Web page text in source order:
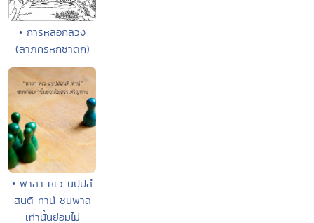
• การหลอกลวง
(ลาภครหิกชาดก)
• พาลา หเว นปฺปสํ
สนฺติ ทานํ ชนพาล
เท่านั้นย่อมไม่